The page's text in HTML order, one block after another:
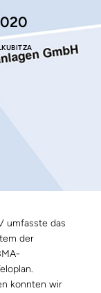
umfasste das
der
konnten wir